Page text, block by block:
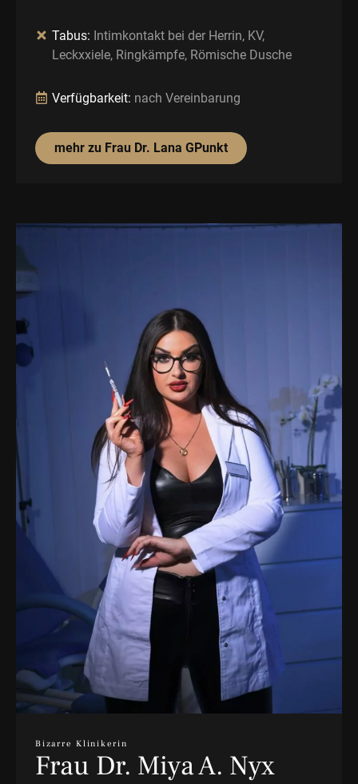
Tabus: Intimkontakt bei der Herrin, KV,
Leckxxiele, Ringkämpfe, Römische Dusche
Verfügbarkeit: nach Vereinbarung
mehr zu Frau Dr. Lana GPunkt
Bizarre Klinikerin
Frau Dr. Miya A. Nyx